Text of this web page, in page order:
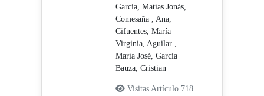
García, Matías Jonás,
Comesaña , Ana,
Cifuentes, María
Virginia, Aguilar ,
María José, García
Bauza, Cristian
Visitas Artículo 718